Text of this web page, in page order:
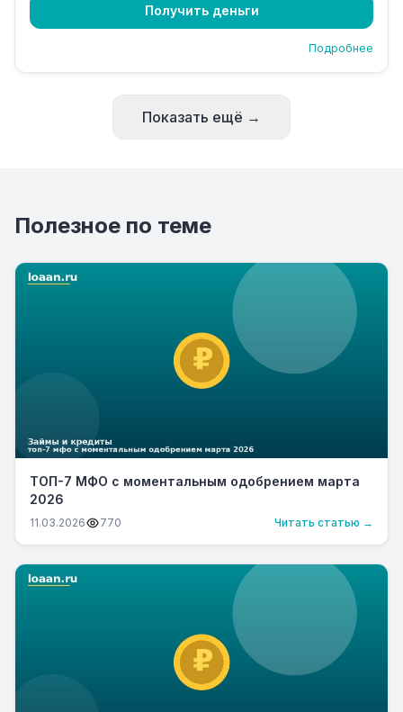
Получить деньги
Подробнее
Показать ещё →
Полезное по теме
ТОП-7 МФО с моментальным одобрением марта
2026
11.03.2026 770 Читать статью →